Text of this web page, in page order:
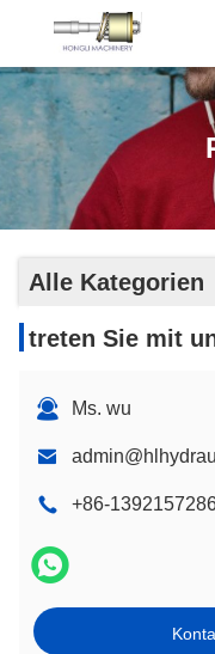
Alle Kategorien
treten Sie mit
Ms. wu
+86-